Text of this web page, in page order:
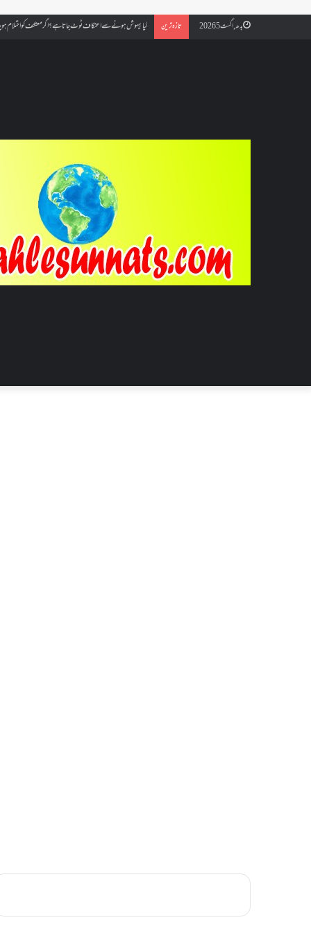
بدھ, اگست 5 2026 تازہ ترین کیا بیہوش ہونے سے اعتکاف ٹوٹ جاتا ہے؟ اگر معتکف کو احتلام ہو